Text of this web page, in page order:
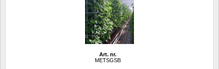
Art. nr.
METSGSB